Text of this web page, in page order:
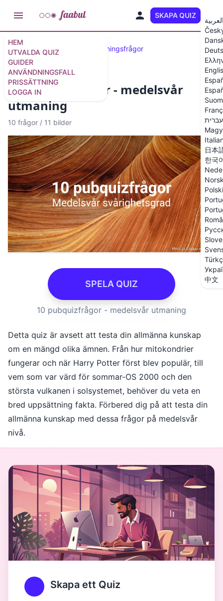
HEM
UTVALDA QUIZ
GUIDER
ANVÄNDNINGSFALL
PRISSÄTTNING
LOGGA IN
SKAPA QUIZ
עברית
日本
한국
Polski
中文
Utvalda quiz 50 allmänbildningsfrågor
10 pubquizfrågor - medelsvår
utmaning
10 frågor / 11 bilder
SPELA QUIZ
10 pubquizfrågor - medelsvår utmaning
Detta quiz är avsett att testa din allmänna kunskap
om en mängd olika ämnen. Från hur mitokondrier
fungerar och när Harry Potter först blev populär, till
vem som var värd för sommar-OS 2000 och den
största vulkanen i solsystemet, behöver du veta en
bred uppsättning fakta. Förbered dig på att testa din
allmänna kunskap med dessa frågor på medelsvår
nivå.
Skapa ett Quiz